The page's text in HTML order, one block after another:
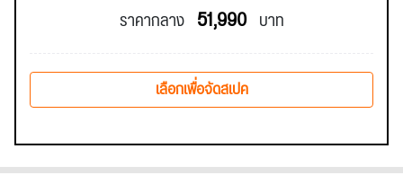
ราคากลาง 51,990 บาท
เลือกเพื่อจัดสเปค